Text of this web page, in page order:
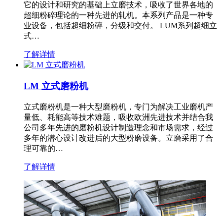
它的设计和研究的基础上立磨技术，吸收了世界各地的
超细粉碎理论的一种先进的轧机。本系列产品是一种专
业设备，包括超细粉碎，分级和交付。 LUM系列超细立
式…
了解详情
LM 立式磨粉机
立式磨粉机是一种大型磨粉机，专门为解决工业磨机产
量低、耗能高等技术难题，吸收欧洲先进技术并结合我
公司多年先进的磨粉机设计制造理念和市场需求，经过
多年的潜心设计改进后的大型粉磨设备。立磨采用了合
理可靠的…
了解详情